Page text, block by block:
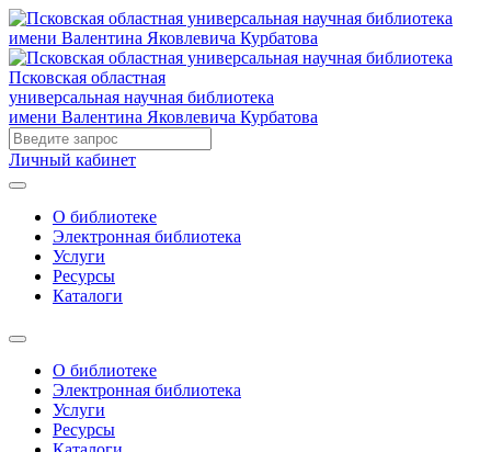
Псковская областная
универсальная научная библиотека
имени Валентина Яковлевича Курбатова
Личный кабинет
О библиотеке
Электронная библиотека
Услуги
Ресурсы
Каталоги
О библиотеке
Электронная библиотека
Услуги
Ресурсы